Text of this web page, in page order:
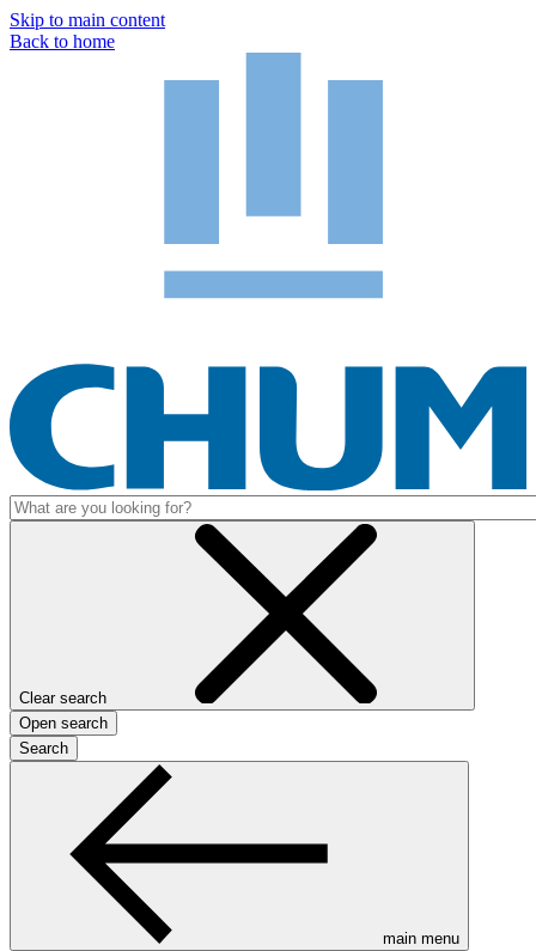
Skip to main content
Back to home
Clear search
Open search
Search
main menu